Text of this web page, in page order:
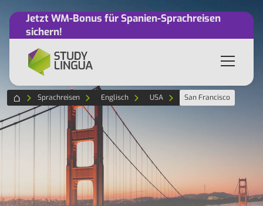
Jetzt WM-Bonus für Spanien-Sprachreisen
sichern!
Sprachreisen Englisch USA San Francisco